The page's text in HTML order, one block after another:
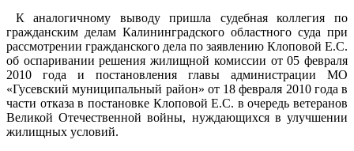
К аналогичному выводу пришла судебная коллегия по
гражданским делам Калининградского областного суда при
рассмотрении гражданского дела по заявлению Клоповой Е.С.
об оспаривании решения жилищной комиссии от 05 февраля
2010 года и постановления главы администрации МО
«Гусевский муниципальный район» от 18 февраля 2010 года в
части отказа в постановке Клоповой Е.С. в очередь ветеранов
Великой Отечественной войны, нуждающихся в улучшении
жилищных условий.